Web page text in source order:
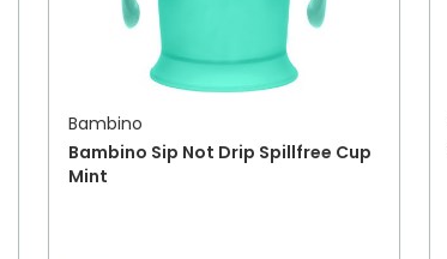
Bambino
Bambino Sip Not Drip Spillfree Cup
Mint